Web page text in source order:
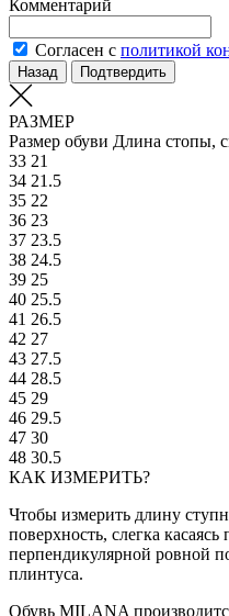
Комментарий
Согласен с политикой
Назад Подтвердить
РАЗМЕР
Размер обуви Длина стопы,
33 21
34 21.5
35 22
36 23
37 23.5
38 24.5
39 25
40 25.5
41 26.5
42 27
43 27.5
44 28.5
45 29
46 29.5
47 30
48 30.5
КАК ИЗМЕРИТЬ?
Чтобы измерить длину
поверхность, слегка
перпендикулярной ровной
плинтуса.
Обувь MILANA